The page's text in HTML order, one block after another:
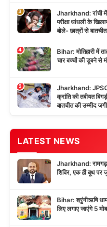
3
Jharkhand: रांची में
परीक्षा धांधली के
बोले- छात्रों से
4
Bihar: मोतिहारी में
चार बच्चों की डूबने से
5
Jharkhand:
क्रांति की तबीयत
बातचीत की उम्मीद
LATEST NEWS
Jharkhand: रामगढ़
शिविर, एक ही बूथ पर
Bihar: श्रृंगीऋषि
लिए लगाए जाएंगे 5